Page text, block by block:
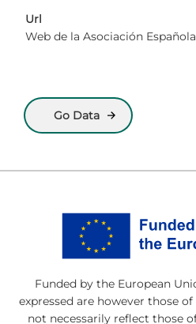
Url
Web de la Asociación
Go Data
Funded by the European
expressed are however those
not necessarily reflect those